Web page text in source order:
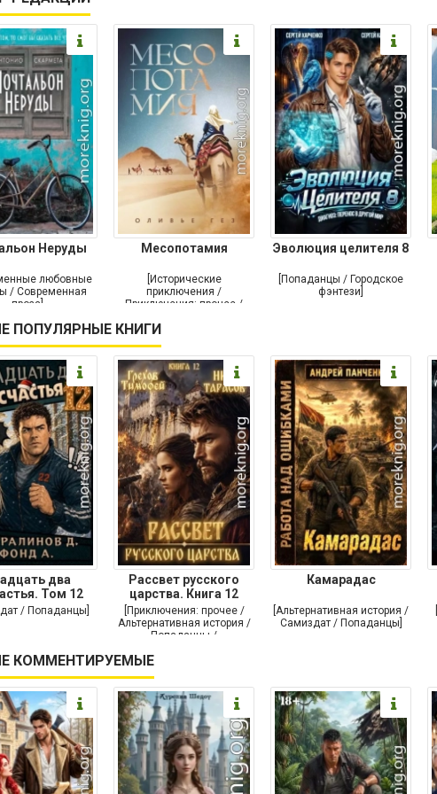
Неруды
любовные
/ Современная
проза]
Месопотамия
[Исторические
приключения /
Приключения: прочее /
Историческая проза]
Эволюция целителя 8
[Попаданцы / Городское
фэнтези]
ПОПУЛЯРНЫЕ КНИГИ
два
Том 12
/ Попаданцы]
Рассвет русского
царства. Книга 12
[Приключения: прочее /
Альтернативная история /
Попаданцы /
приключения]
Камарадас
[Альтернативная история /
Самиздат / Попаданцы]
КОММЕНТИРУЕМЫЕ